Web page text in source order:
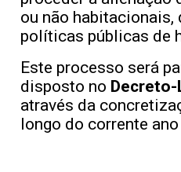
ou não
políticas públicas de
Este processo será
disposto no Decreto-
através da
longo do corrente